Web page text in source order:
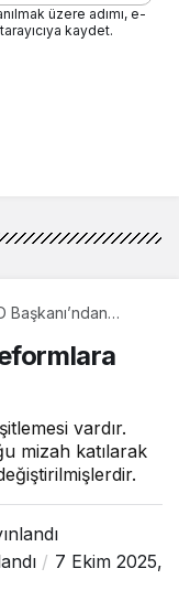
üzere adımı, e-
kaydet.
Başkanı’ndan
vardır.
mizah katılarak
7 Ekim 2025,